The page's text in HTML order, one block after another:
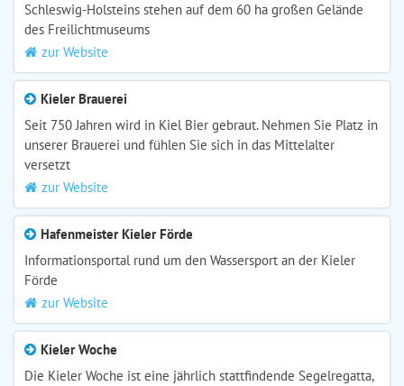
Schleswig-Holsteins stehen auf dem 60 ha großen Gelände
des Freilichtmuseums
zur Website
Kieler Brauerei
Seit 750 Jahren wird in Kiel Bier gebraut. Nehmen Sie Platz in
unserer Brauerei und fühlen Sie sich in das Mittelalter
versetzt
zur Website
Hafenmeister Kieler Förde
Informationsportal rund um den Wassersport an der Kieler
Förde
zur Website
Kieler Woche
Die Kieler Woche ist eine jährlich stattfindende Segelregatta,